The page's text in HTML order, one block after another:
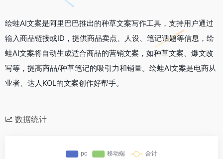
绘蛙AI文案是阿里巴巴推出的种草文案写作工具，支持用户通过
输入商品链接或ID，提供商品卖点、人设、笔记话题等信息，绘
蛙AI文案将自动生成适合商品的营销文案，如种草文案、爆文改
写等，提高商品/种草笔记的吸引力和销量。绘蛙AI文案是电商从
业者、达人KOL的文案创作好帮手。
数据统计